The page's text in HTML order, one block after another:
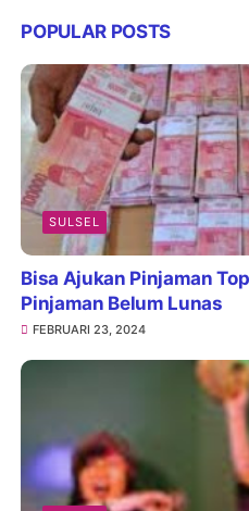
POPULAR POSTS
SULSEL
Bisa Ajukan Pinjaman
Pinjaman Belum Lunas
FEBRUARI 23, 2024